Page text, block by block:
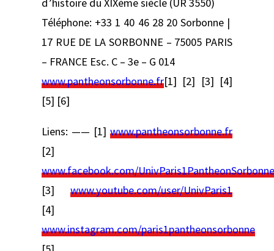
Téléphone: +33 1 40 46 28 20 Sorbonne |
17 RUE DE LA SORBONNE – 75005 PARIS
– FRANCE Esc. C – 3e – G 014
www.pantheonsorbonne.fr[1] [2] [3] [4]
[5] [6]
Liens: —— [1] www.pantheonsorbonne.fr
[2]
www.facebook.com/UnivParis1PantheonSorbonne
[3] www.youtube.com/user/UnivParis1
[4]
www.instagram.com/paris1pantheonsorbonne